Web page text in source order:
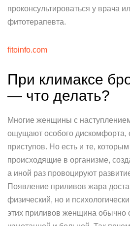
проконсультироваться у врача
фитотерапевта.
fitoinfo.com
При климаксе
— что делать?
Многие женщины с
ощущают особого дискомфорта,
приступов. Но есть и те,
происходящие в организме,
а иной раз провоцируют
Появление приливов жара
физический, но и
этих приливов женщина обычно